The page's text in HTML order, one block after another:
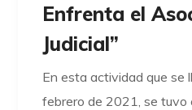
Enfrenta el
Judicial”
En esta actividad que se
febrero de 2021, se tuvo